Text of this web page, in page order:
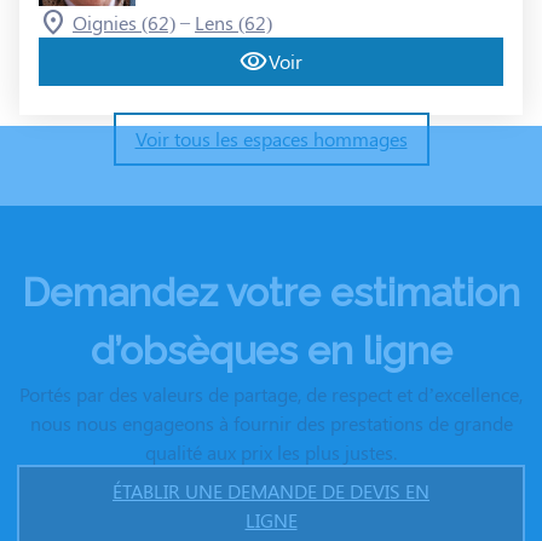
Oignies (62)– Lens (62)
Voir
Voir tous les espaces hommages
Demandez votre estimation
d’obsèques en ligne
Portés par des valeurs de partage, de respect et d’excellence,
nous nous engageons à fournir des prestations de grande
qualité aux prix les plus justes.
ÉTABLIR UNE DEMANDE DE DEVIS EN
LIGNE